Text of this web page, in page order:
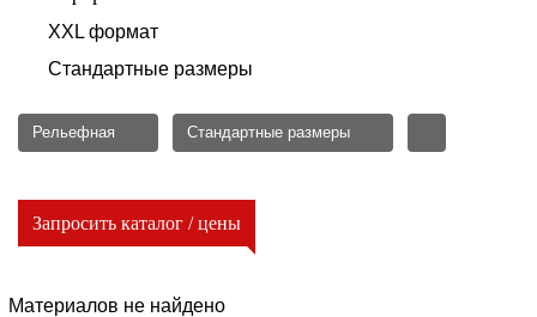
XXL формат
Стандартные размеры
Рельефная Стандартные размеры
Запросить каталог / цены
Материалов не найдено